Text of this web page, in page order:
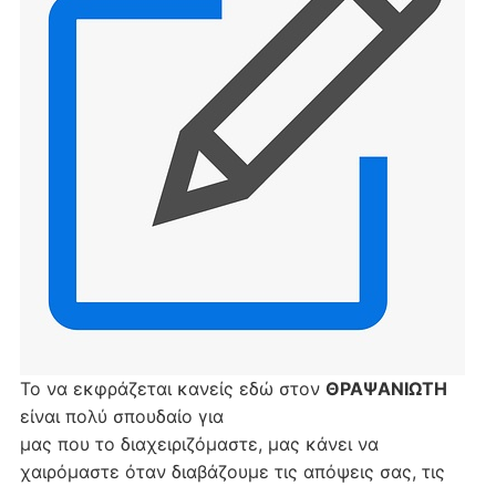
Το να εκφράζεται κανείς εδώ στον ΘΡΑΨΑΝΙΩΤΗ
είναι πολύ σπουδαίο για
μας που το διαχειριζόμαστε, μας κάνει να
χαιρόμαστε όταν διαβάζουμε τις απόψεις σας, τις